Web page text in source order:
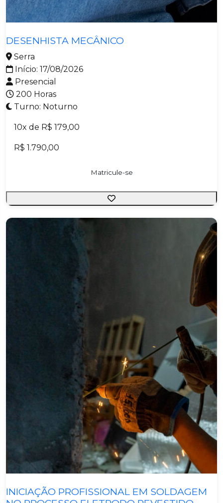
DESENHISTA MECÂNICO
Serra
Início: 17/08/2026
Presencial
200 Horas
Turno: Noturno
10x de R$ 179,00
R$ 1.790,00
Matricule-se
INICIAÇÃO PROFISSIONAL EM SOLDAGEM